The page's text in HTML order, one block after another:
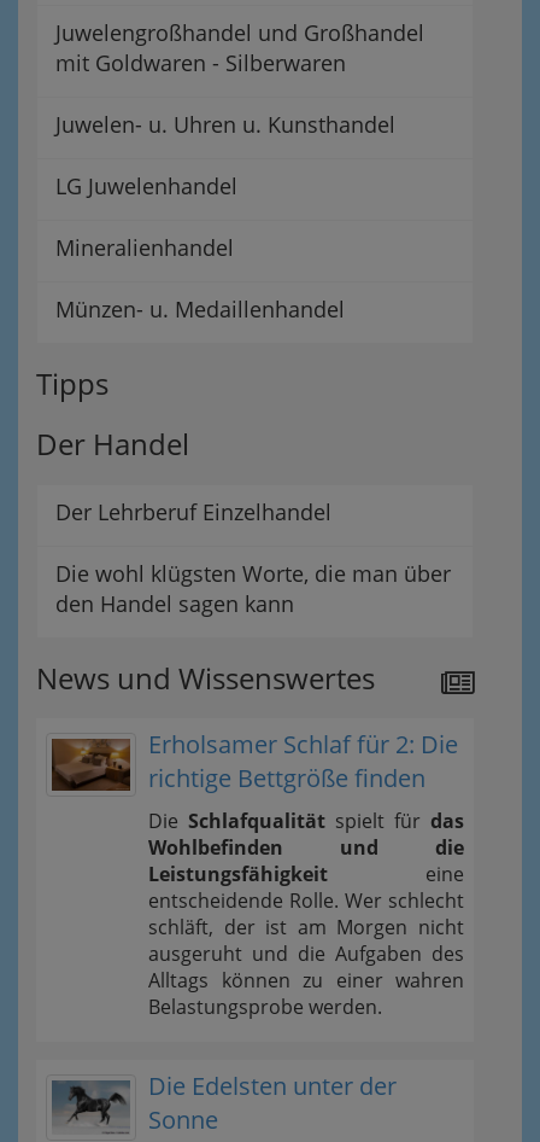
Juwelengroßhandel und Großhandel
mit Goldwaren - Silberwaren
Juwelen- u. Uhren u. Kunsthandel
LG Juwelenhandel
Mineralienhandel
Münzen- u. Medaillenhandel
Tipps
Der Handel
Der Lehrberuf Einzelhandel
Die wohl klügsten Worte, die man über
den Handel sagen kann
News und Wissenswertes
Erholsamer Schlaf für 2: Die
richtige Bettgröße finden
Die Schlafqualität spielt für das
Wohlbefinden und die
Leistungsfähigkeit eine
entscheidende Rolle. Wer schlecht
schläft, der ist am Morgen nicht
ausgeruht und die Aufgaben des
Alltags können zu einer wahren
Belastungsprobe werden.
Die Edelsten unter der
Sonne